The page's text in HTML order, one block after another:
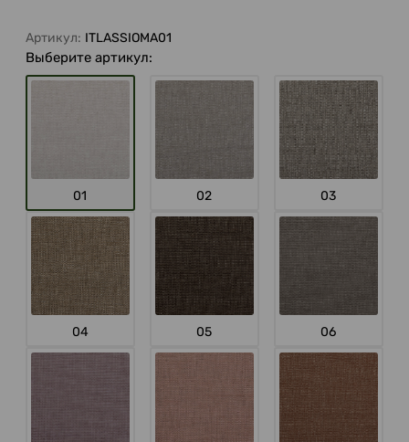
Артикул: ITLASSIOMA01
Выберите артикул:
01 02 03
04 05 06